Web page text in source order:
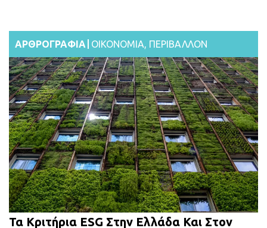
ΔΕΙΚΤΕΣ
CHARTS
PODCASTS
BLOG
ABOUT
ΕΠΙΚΟΙΝΩΝΙΑ
ΕΚΔΟΣΕΙΣ
ΑΡΘΡΟΓΡΑΦΙΑ ΟΙΚΟΝΟΜΙΑ, ΠΕΡΙΒΑΛΛΟΝ
Τα Κριτήρια ESG Στην Ελλάδα Και Στον